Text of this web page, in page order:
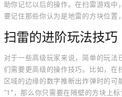
助你记忆以后的操作。在扫雷游戏中
要记住那些你认为是地雷的方块位置
扫雷的进阶玩法技巧
对于一些高级玩家来说，简单的玩法
们需要更高级的操作技巧。比如，在
区域的边缘的数字推断出炸弹时的可
“1”，那么你只需要在隔壁的方块上